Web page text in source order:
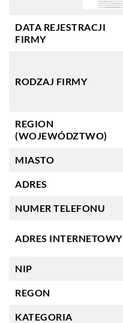
DATA REJESTRACJI
FIRMY
RODZAJ FIRMY
REGION
(WOJEWÓDZTWO)
MIASTO
ADRES
NUMER TELEFONU
ADRES INTERNETOWY
NIP
REGON
KATEGORIA